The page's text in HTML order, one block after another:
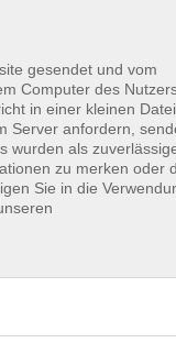
Sie
auf
den
gesendet und vom
Computer des
in einer kleinen
Server anfordern,
wurden als
zu merken oder
Sie in die